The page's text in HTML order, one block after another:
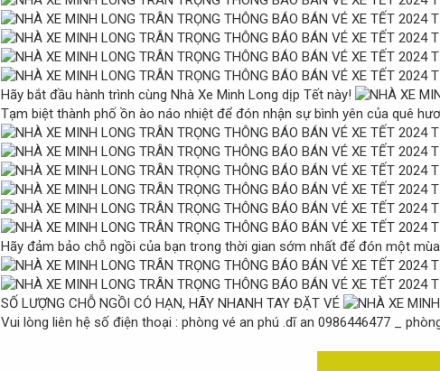
Hãy bắt đầu hành trình cùng Nhà Xe Minh Long dịp Tết này!
Tạm biệt thành phố ồn ào náo nhiệt để đón nhận sự bình yên của quê
Hãy đảm bảo chỗ ngồi của bạn trong thời gian sớm nhất để đón một
SỐ LƯỢNG CHỖ NGỒI CÓ HẠN, HÃY NHANH TAY ĐẶT VÉ
Vui lòng liên hệ số điện thoại : phòng vé an phú .dĩ an 0986446477 _